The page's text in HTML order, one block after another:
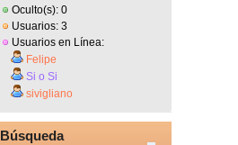
Oculto(s): 0
Usuarios: 3
Usuarios en Línea:
Felipe
Si o Si
sivigliano
Búsqueda